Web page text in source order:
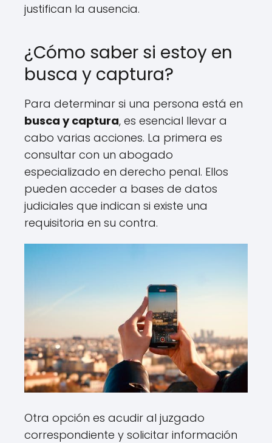
justifican la ausencia.
¿Cómo saber si estoy en
busca y captura?
Para determinar si una persona está en
busca y captura, es esencial llevar a
cabo varias acciones. La primera es
consultar con un abogado
especializado en derecho penal. Ellos
pueden acceder a bases de datos
judiciales que indican si existe una
requisitoria en su contra.
Otra opción es acudir al juzgado
correspondiente y solicitar información